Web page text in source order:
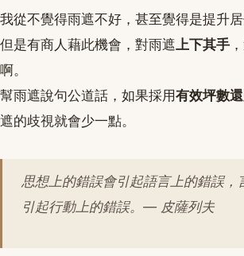
我從不覺得雨遮不好，甚至覺得是提升居
但是有商人藉此機會，對雨遮 上下其手
啊。
幫雨遮說句公道話，如果採用有效坪數
遮的歧視就會少一點。
思想上的錯誤會引起語言上的錯誤，
引起行動上的錯誤。— 皮薩列夫